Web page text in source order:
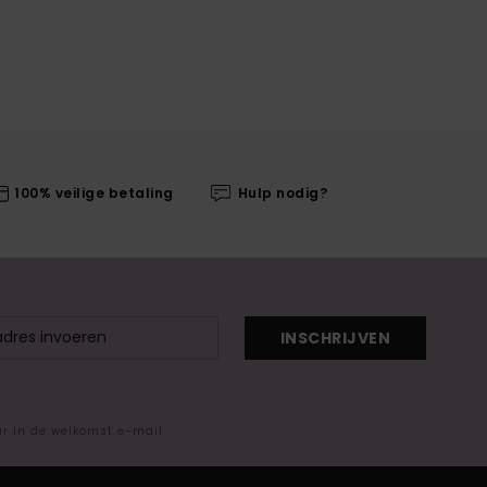
100% veilige betaling Hulp nodig?
INSCHRIJVEN
in de welkomst e-mail